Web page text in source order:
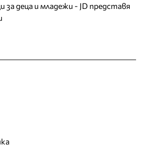
за деца и младежи - JD представя